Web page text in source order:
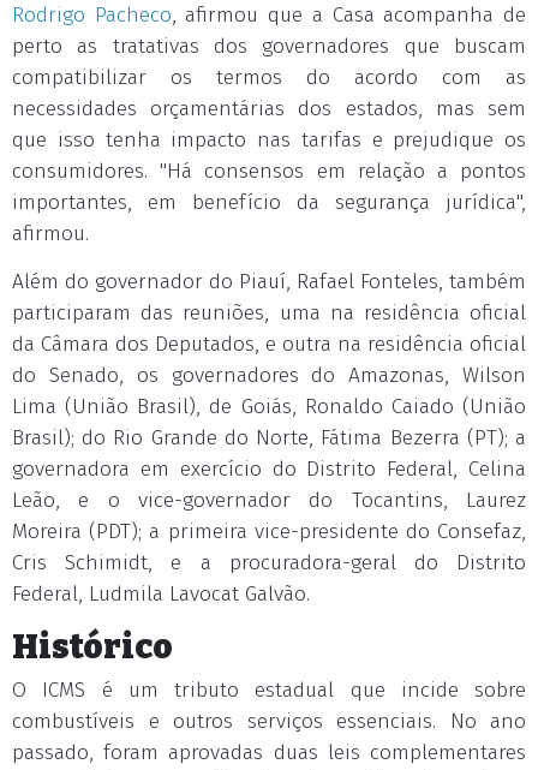
Rodrigo Pacheco, afirmou que a Casa acompanha de
perto as tratativas dos governadores que buscam
compatibilizar os termos do acordo com as
necessidades orçamentárias dos estados, mas sem
que isso tenha impacto nas tarifas e prejudique os
consumidores. "Há consensos em relação a pontos
importantes, em benefício da segurança jurídica",
afirmou.
Além do governador do Piauí, Rafael Fonteles, também
participaram das reuniões, uma na residência oficial
da Câmara dos Deputados, e outra na residência oficial
do Senado, os governadores do Amazonas, Wilson
Lima (União Brasil), de Goiás, Ronaldo Caiado (União
Brasil); do Rio Grande do Norte, Fátima Bezerra (PT); a
governadora em exercício do Distrito Federal, Celina
Leão, e o vice-governador do Tocantins, Laurez
Moreira (PDT); a primeira vice-presidente do Consefaz,
Cris Schimidt, e a procuradora-geral do Distrito
Federal, Ludmila Lavocat Galvão.
Histórico
O ICMS é um tributo estadual que incide sobre
combustíveis e outros serviços essenciais. No ano
passado, foram aprovadas duas leis complementares